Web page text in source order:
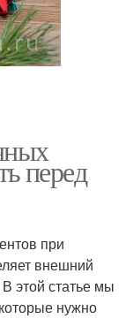
перед
при
внешний
этой статье мы
нужно